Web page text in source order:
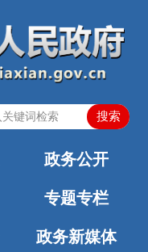
政务公开
专题专栏
政务新媒体